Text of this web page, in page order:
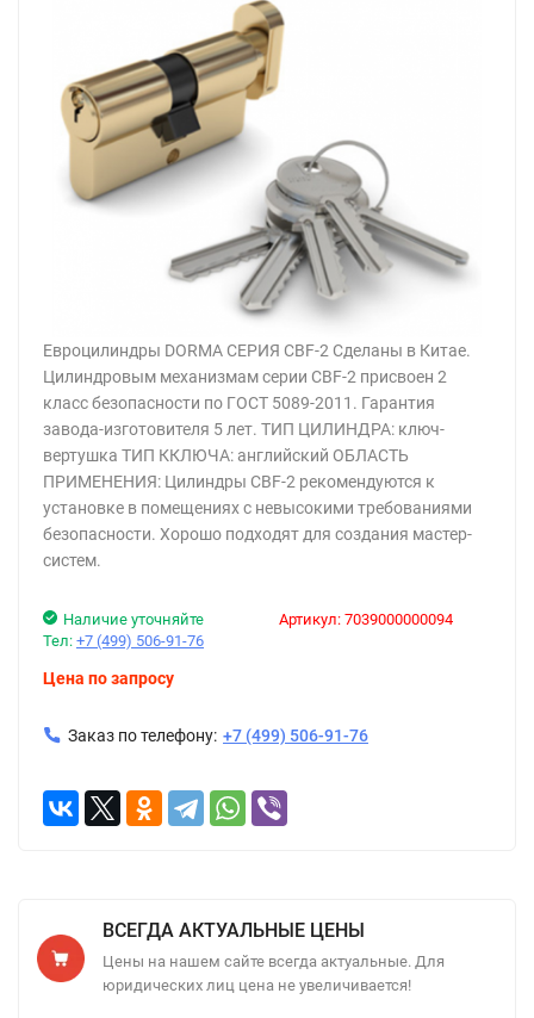
Евроцилиндры DORMA СЕРИЯ CBF-2 Сделаны в Китае.
Цилиндровым механизмам серии CBF-2 присвоен 2
класс безопасности по ГОСТ 5089-2011. Гарантия
завода-изготовителя 5 лет. ТИП ЦИЛИНДРА: ключ-
вертушка ТИП ККЛЮЧА: английский ОБЛАСТЬ
ПРИМЕНЕНИЯ: Цилиндры CBF-2 рекомендуются к
установке в помещениях с невысокими требованиями
безопасности. Хорошо подходят для создания мастер-
систем.
Артикул: 7039000000094
Наличие уточняйте
Тел: +7 (499) 506-91-76
Цена по запросу
Заказ по телефону: +7 (499) 506-91-76
ВСЕГДА АКТУАЛЬНЫЕ ЦЕНЫ
Цены на нашем сайте всегда актуальные. Для
юридических лиц цена не увеличивается!